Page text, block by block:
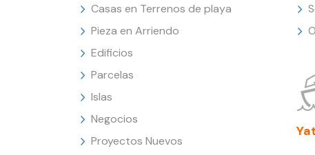
Casas en Terrenos de playa
Pieza en Arriendo
Edificios
Parcelas
Islas
Negocios
Proyectos Nuevos